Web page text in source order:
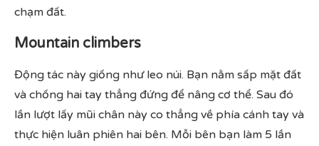
chạm đất.
Mountain climbers
Động tác này giống như leo núi. Bạn nằm sấp mặt đất
và chống hai tay thẳng đứng để nâng cơ thể. Sau đó
lần lượt lấy mũi chân này co thẳng về phía cánh tay và
thực hiện luân phiên hai bên. Mỗi bên bạn làm 5 lần